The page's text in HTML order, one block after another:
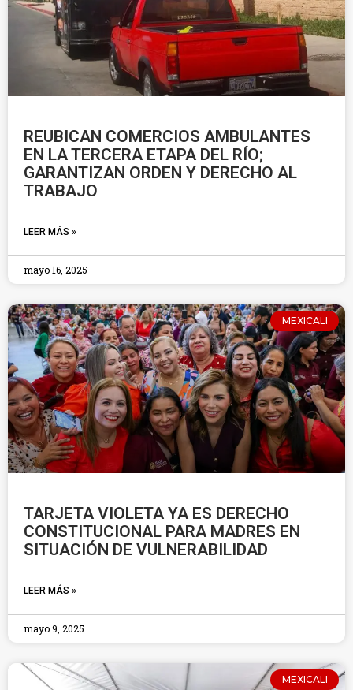
REUBICAN COMERCIOS AMBULANTES
EN LA TERCERA ETAPA DEL RÍO;
GARANTIZAN ORDEN Y DERECHO AL
TRABAJO
LEER MÁS »
mayo 16, 2025
MEXICALI
TARJETA VIOLETA YA ES DERECHO
CONSTITUCIONAL PARA MADRES EN
SITUACIÓN DE VULNERABILIDAD
LEER MÁS »
mayo 9, 2025
MEXICALI